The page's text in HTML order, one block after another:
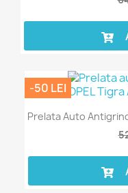
Prelata Auto
-50 LEI